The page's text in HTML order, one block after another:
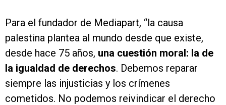
Para el fundador de Mediapart, “la causa
palestina plantea al mundo desde que existe,
desde hace 75 años, una cuestión moral: la de
la igualdad de derechos. Debemos reparar
siempre las injusticias y los crímenes
cometidos. No podemos reivindicar el derecho